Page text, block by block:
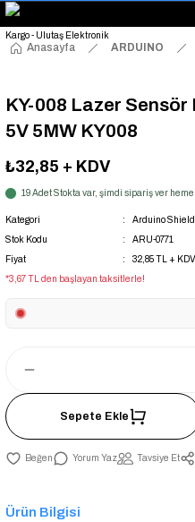
"Saat 14:00'a Kadar Verilen
"Binlerce Ürün
"Toptan Fiyatına
Anasayfa ARDUINO
KY-008 Lazer Sensör
5V 5MW KY008
₺32,85 + KDV
19 Adet Stokta var, şimdi sipariş ver
Kategori
Arduino
Stok Kodu
ARU-0771
Fiyat
32,85 TL + KDV
*3,67 TL den başlayan taksitlerle!
Sepete Ekle
Yorum Yaz Tavsiye Et
Ürün Bilgisi